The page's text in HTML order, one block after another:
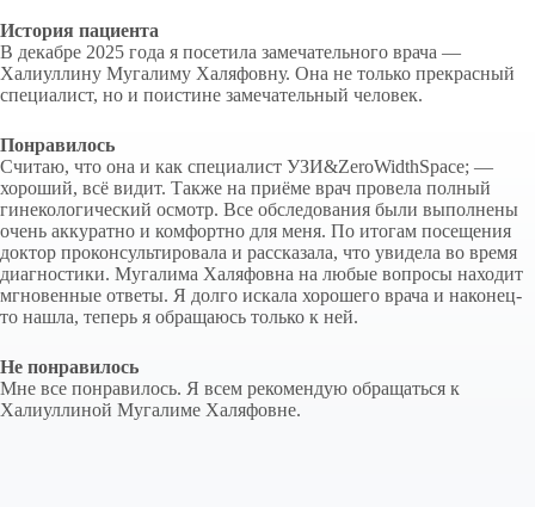
История пациента
В декабре 2025 года я посетила замечательного врача —
Халиуллину Мугалиму Халяфовну. Она не только прекрасный
специалист, но и поистине замечательный человек.
Понравилось
Считаю, что она и как специалист УЗИ&ZeroWidthSpace; —
хороший, всё видит. Также на приёме врач провела полный
гинекологический осмотр. Все обследования были выполнены
очень аккуратно и комфортно для меня. По итогам посещения
доктор проконсультировала и рассказала, что увидела во время
диагностики. Мугалима Халяфовна на любые вопросы находит
мгновенные ответы. Я долго искала хорошего врача и наконец-
то нашла, теперь я обращаюсь только к ней.
Не понравилось
Мне все понравилось. Я всем рекомендую обращаться к
Халиуллиной Мугалиме Халяфовне.